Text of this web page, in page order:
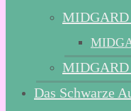
MIDGARD
Das Schwarze